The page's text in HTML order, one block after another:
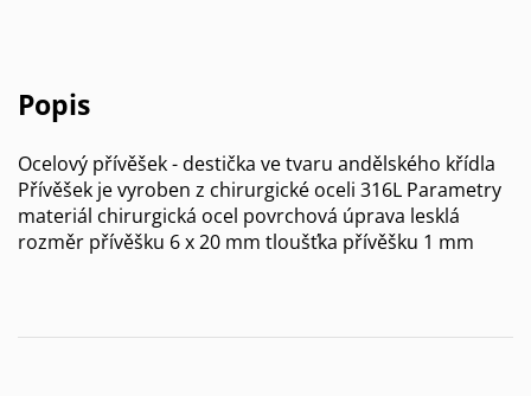
Popis
Ocelový přívěšek - destička ve tvaru andělského křídla
Přívěšek je vyroben z chirurgické oceli 316L Parametry
materiál chirurgická ocel povrchová úprava lesklá
rozměr přívěšku 6 x 20 mm tloušťka přívěšku 1 mm